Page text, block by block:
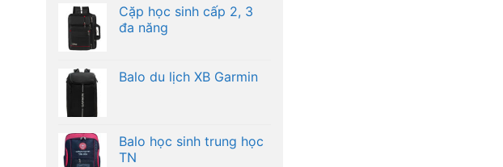
Cặp học sinh cấp 2, 3
đa năng
Balo du lịch XB Garmin
Balo học sinh trung học
TN